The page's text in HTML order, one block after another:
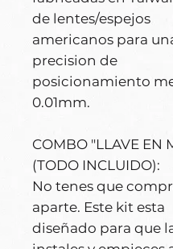
de lentes/espejos
americanos para
precision de
posicionamiento
0.01mm.
COMBO "LLAVE EN
(TODO INCLUIDO):
No tenes que
aparte. Este kit esta
diseñado para que